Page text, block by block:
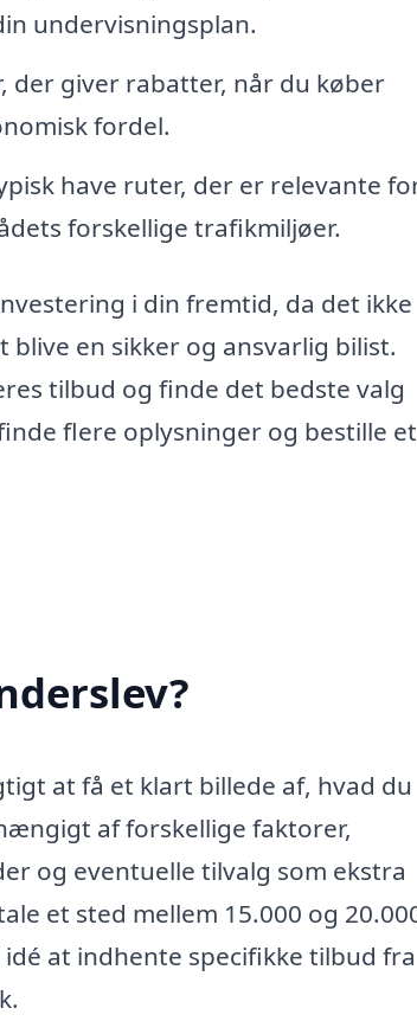
undervisningsplan.
der giver rabatter, når du køber
fordel.
have ruter, der er relevante
forskellige trafikmiljøer.
i din fremtid, da det ikke
en sikker og ansvarlig bilist.
tilbud og finde det bedste valg
flere oplysninger og bestille et
at få et klart billede af, hvad du
af forskellige faktorer,
og eventuelle tilvalg som ekstra
et sted mellem 15.000 og
at indhente specifikke tilbud fra